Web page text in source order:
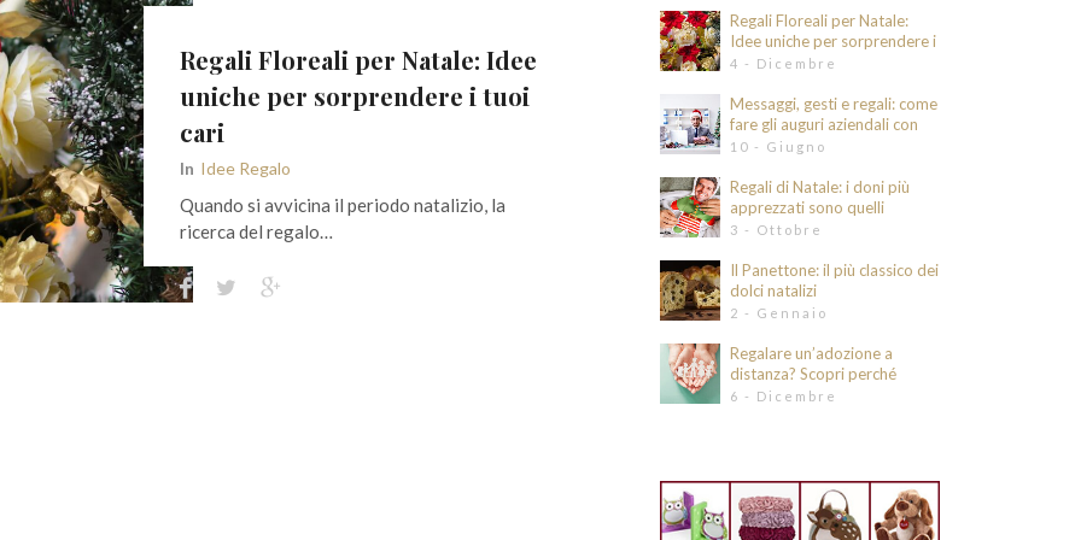
Regali Floreali per Natale: Idee
uniche per sorprendere i tuoi
cari
In Idee Regalo
Quando si avvicina il periodo natalizio, la
ricerca del regalo…
Regali Floreali per Natale:
Idee uniche per sorprendere i
tuoi cari
4 - Dicembre
Messaggi, gesti e regali: come
fare gli auguri aziendali con
eleganza e intenzione
10 - Giugno
Regali di Natale: i doni più
apprezzati sono quelli
originali e divertenti
3 - Ottobre
Il Panettone: il più classico dei
dolci natalizi
2 - Gennaio
Regalare un’adozione a
distanza? Scopri perché
6 - Dicembre